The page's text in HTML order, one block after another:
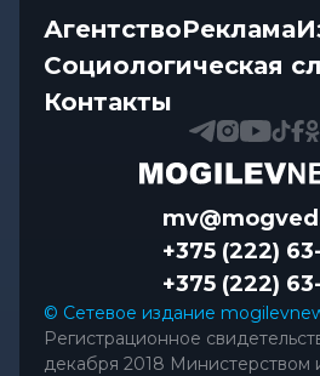
АгентствоРеклама
Социологическая
Контакты
+375 (222)
+375 (222)
© Сетевое издание
Регистрационное
декабря 2018 Министерством